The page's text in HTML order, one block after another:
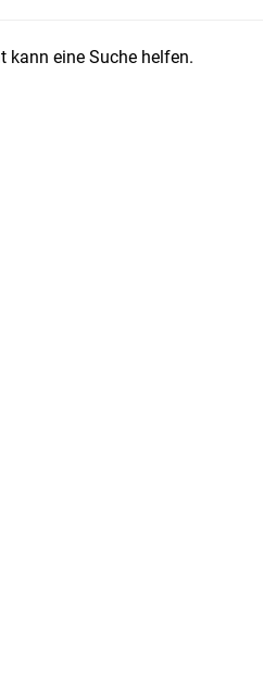
kann eine Suche helfen.